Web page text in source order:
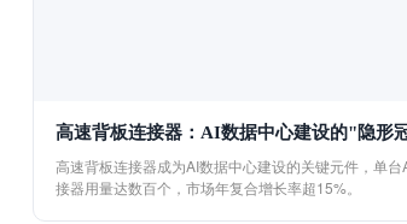
高速背板连接器：AI数据中心建设的"隐形
高速背板连接器成为AI数据中心建设的关键元件，单台
接器用量达数百个，市场年复合增长率超15%。